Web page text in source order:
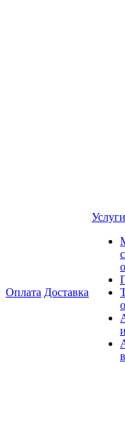
Оплата Доставка
Услуги